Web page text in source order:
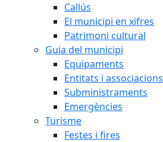
Callús
El municipi en xifres
Patrimoni cultural
Guia del municipi
Equipaments
Entitats i associacions
Subministraments
Emergències
Turisme
Festes i fires